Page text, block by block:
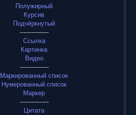
Полужирный
Курсив
Подчёркнутый
---------------
Ссылка
Картинка
Видео
---------------
Маркированный список
Нумерованный список
Маркер
---------------
Цитата